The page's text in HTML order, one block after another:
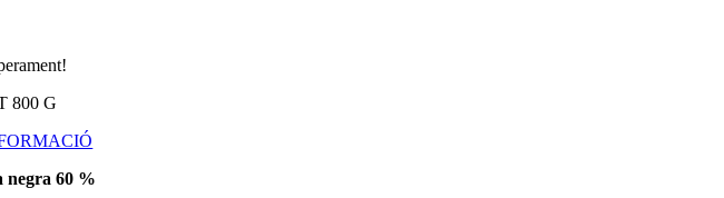
800 G
negra 60 %